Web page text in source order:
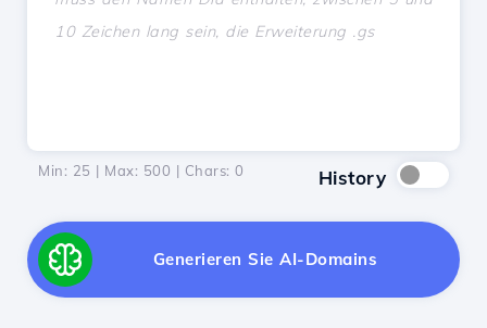
Min: 25 | Max: 500 | Chars: 0 History
Generieren Sie AI-Domains